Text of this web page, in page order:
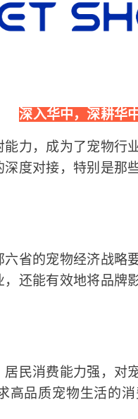
深入华中，深耕华
力，成为了宠物行
度对接，特别是那
省的宠物经济战略
还能有效地将品牌
民消费能力强，对
高品质宠物生活的